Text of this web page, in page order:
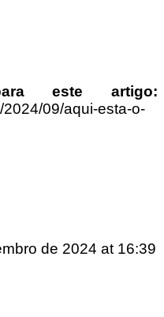
este artigo:
2024/09/aqui-esta-o-
de 2024 at 16:39